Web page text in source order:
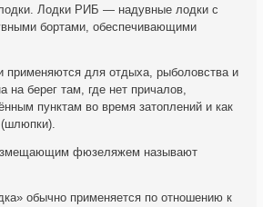
Лодки РИБ — надувные лодки с
бортами, обеспечивающими
применяются для отдыха, рыболовства и
на берег там, где нет причалов,
пунктам во время затоплений и как
(шлюпки).
фюзеляжем называют
обычно применяется по отношению к